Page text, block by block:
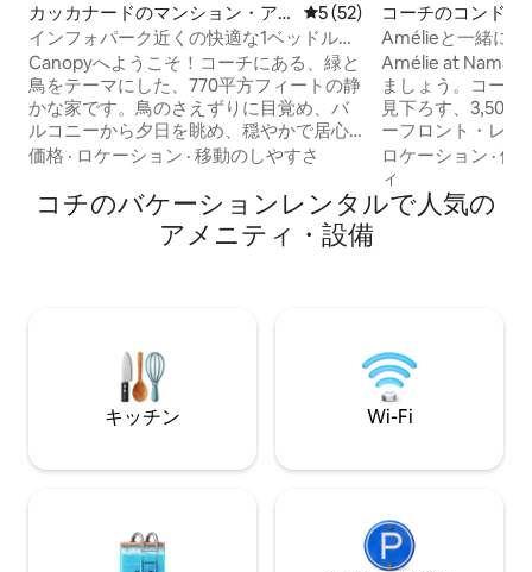
カッカナードのマンション・ア
パート
レビュー52件、5つ星中5つ
5 (52)
インフォパーク近くの快適な1ベッドルー
ム+眺めが良い+ Wi-Fi +エアコン
Canopyへようこそ！コーチにある、緑と
鳥をテーマにした、770平方フィートの静
かな家です。鳥のさえずりに目覚め、バ
ルコニーから夕日を眺め、穏やかで居心
地の良い空間でくつろぎましょう！ アメ
ニー付きリビングルーム、キッチン、バ
スルーム • エアコン、55インチテレビ、
洗濯機 • Wi-Fi付きワークデスク 近隣： •
価格 · ロケーション · 移動のしやすさ
コーチのコンドミ
Amélieと一緒に4
宿泊先で海の景色
Amélie at
ましょう。コー
見下ろす、3,500
ーフロント・レジ
ルーム、素晴ら
ホテルでは到底
イバシー。人混
星ホテルの代替
いコンシェルジュ
ロケーション ·価
ィ
コチのバケーションレンタルで人気の
アメニティ・設備
キッチン Wi-Fi